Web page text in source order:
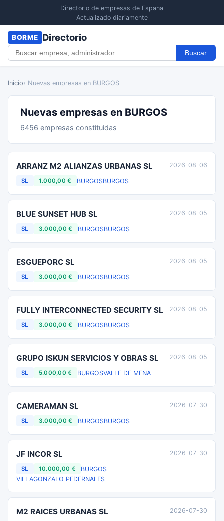
Directorio de empresas de Espana
Actualizado diariamente
BORME Directorio
Buscar
Inicio› Nuevas empresas en BURGOS
Nuevas empresas en BURGOS
6456 empresas constituidas
ARRANZ M2 ALIANZAS URBANAS SL
SL 1.000,00 € BURGOSBURGOS
2026-08-06
BLUE SUNSET HUB SL
SL 3.000,00 € BURGOSBURGOS
2026-08-05
ESGUEPORC SL
SL 3.000,00 € BURGOSBURGOS
2026-08-05
FULLY INTERCONNECTED SECURITY SL
SL 3.000,00 € BURGOSBURGOS
2026-08-05
GRUPO ISKUN SERVICIOS Y OBRAS SL
SL 5.000,00 € BURGOSVALLE DE MENA
2026-08-05
CAMERAMAN SL
SL 3.000,00 € BURGOSBURGOS
2026-07-30
JF INCOR SL
SL 10.000,00 €
BURGOS
VILLAGONZALO PEDERNALES
2026-07-30
M2 RAICES URBANAS SL 2026-07-30